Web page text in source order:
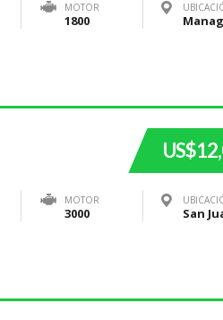
MOTOR
1800
MOTOR
3000